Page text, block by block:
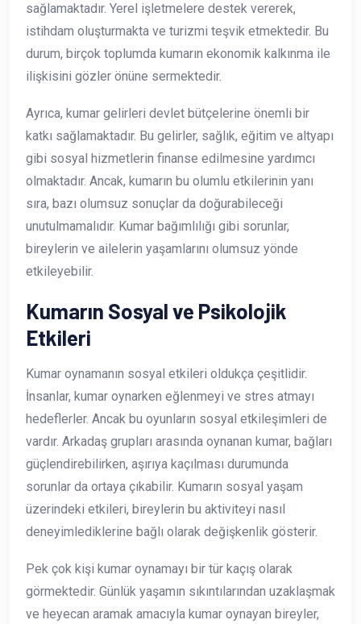
sağlamaktadır. Yerel işletmelere destek vererek,
istihdam oluşturmakta ve turizmi teşvik etmektedir. Bu
durum, birçok toplumda kumarın ekonomik kalkınma ile
ilişkisini gözler önüne sermektedir.
Ayrıca, kumar gelirleri devlet bütçelerine önemli bir
katkı sağlamaktadır. Bu gelirler, sağlık, eğitim ve altyapı
gibi sosyal hizmetlerin finanse edilmesine yardımcı
olmaktadır. Ancak, kumarın bu olumlu etkilerinin yanı
sıra, bazı olumsuz sonuçlar da doğurabileceği
unutulmamalıdır. Kumar bağımlılığı gibi sorunlar,
bireylerin ve ailelerin yaşamlarını olumsuz yönde
etkileyebilir.
Kumarın Sosyal ve Psikolojik
Etkileri
Kumar oynamanın sosyal etkileri oldukça çeşitlidir.
İnsanlar, kumar oynarken eğlenmeyi ve stres atmayı
hedeflerler. Ancak bu oyunların sosyal etkileşimleri de
vardır. Arkadaş grupları arasında oynanan kumar, bağları
güçlendirebilirken, aşırıya kaçılması durumunda
sorunlar da ortaya çıkabilir. Kumarın sosyal yaşam
üzerindeki etkileri, bireylerin bu aktiviteyi nasıl
deneyimlediklerine bağlı olarak değişkenlik gösterir.
Pek çok kişi kumar oynamayı bir tür kaçış olarak
görmektedir. Günlük yaşamın sıkıntılarından uzaklaşmak
ve heyecan aramak amacıyla kumar oynayan bireyler,